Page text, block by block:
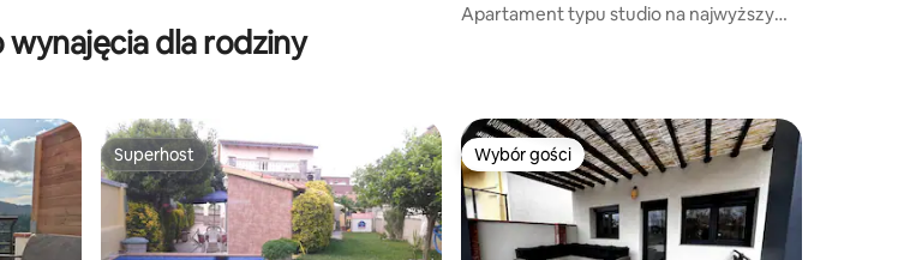
Apartament typu studio na najwyższym
wynajęcia dla rodziny
gości Superhost
Superhost Wybór gości
Wybór gości